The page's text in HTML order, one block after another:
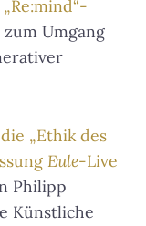
zum Umgang
„Ethik des
Eule-Live
Philipp
Künstliche